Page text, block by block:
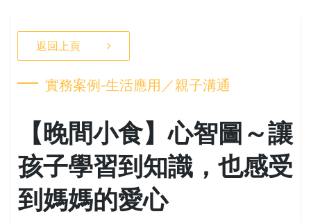
返回上頁
實務案例-生活應用／親子溝通
【晚間小食】心智圖～讓
孩子學習到知識，也感受
到媽媽的愛心